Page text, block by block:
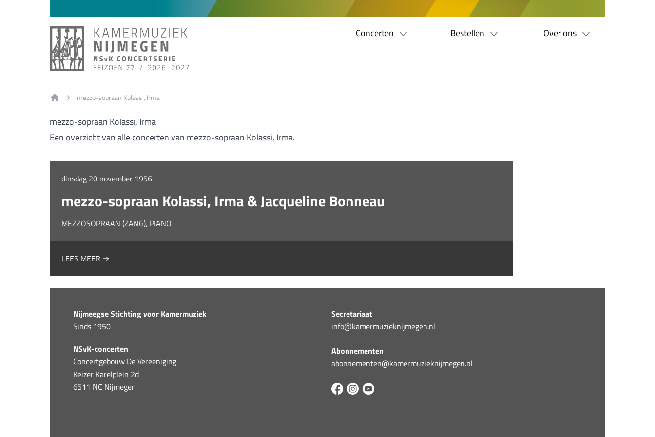
Concerten Bestellen Over ons
mezzo-sopraan Kolassi, Irma
mezzo-sopraan Kolassi, Irma
Een overzicht van alle concerten van mezzo-sopraan Kolassi, Irma.
dinsdag 20 november 1956
mezzo-sopraan Kolassi, Irma & Jacqueline Bonneau
MEZZOSOPRAAN (ZANG), PIANO
LEES MEER →
Nijmeegse Stichting voor Kamermuziek
Sinds 1950
NSvK-concerten
Concertgebouw De Vereeniging
Keizer Karelplein 2d
6511 NC Nijmegen
Secretariaat
info@kamermuzieknijmegen.nl
Abonnementen
abonnementen@kamermuzieknijmegen.nl